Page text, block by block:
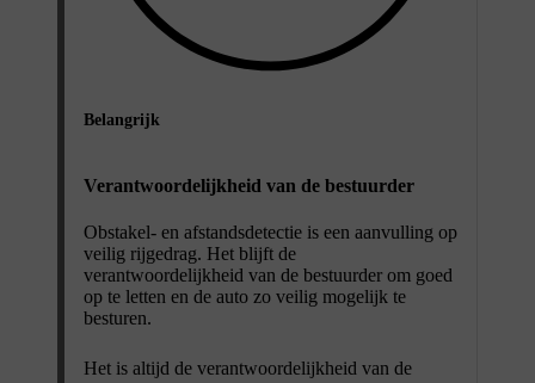
Belangrijk
Verantwoordelijkheid van de bestuurder
Obstakel- en afstandsdetectie is een aanvulling op
veilig rijgedrag. Het blijft de
verantwoordelijkheid van de bestuurder om goed
op te letten en de auto zo veilig mogelijk te
besturen.
Het is altijd de verantwoordelijkheid van de